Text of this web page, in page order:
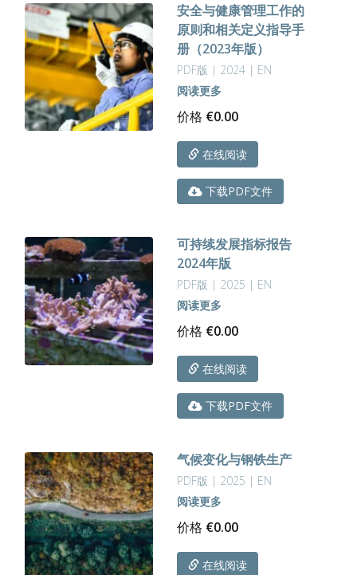
安全与健康管理工作的
原则和相关定义指导手
册（2023年版）
PDF版 | 2024 | EN
阅读更多
价格 €0.00
在线阅读
下载PDF文件
可持续发展指标报告
2024年版
PDF版 | 2025 | EN
阅读更多
价格 €0.00
在线阅读
下载PDF文件
气候变化与钢铁生产
PDF版 | 2025 | EN
阅读更多
价格 €0.00
在线阅读